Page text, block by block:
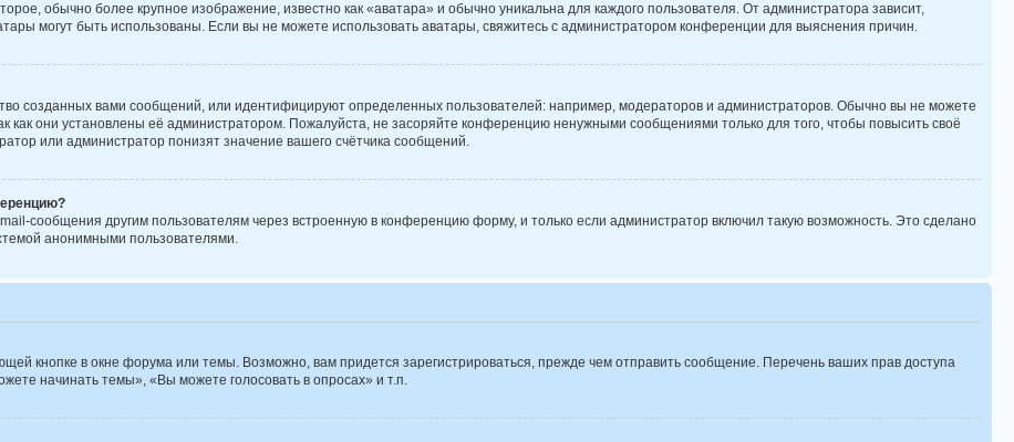
обычно более крупное изображение, известно как «аватара» и обычно уникальна для каждого пользователя. От администратора зависит,
могут быть использованы. Если вы не можете использовать аватары, свяжитесь с администратором конференции для выяснения причин.
созданных вами сообщений, или идентифицируют определенных пользователей: например, модераторов и администраторов. Обычно вы не можете
они установлены её администратором. Пожалуйста, не засоряйте конференцию ненужными сообщениями только для того, чтобы повысить своё
или администратор понизят значение вашего счётчика сообщений.
сообщения другим пользователям через встроенную в конференцию форму, и только если администратор включил такую возможность. Это сделано
анонимными пользователями.
кнопке в окне форума или темы. Возможно, вам придется зарегистрироваться, прежде чем отправить сообщение. Перечень ваших прав доступа
начинать темы», «Вы можете голосовать в опросах» и т.п.